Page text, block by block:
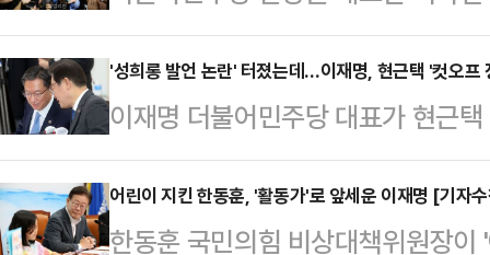
을 당했다는 거짓 진술도 한 사실도
에 남편과 그의 남동생으로부터 성
터 4월 사이에 성적 강요와 언어·
브룩스는 자녀…
전과자"라며 당의 도덕성을 지적한
정하고 사과했다. 그럼에도 해당
에선 "찌질하다"는 등 원색적 비난
페이스북에 '민주화·노동운동 전과
민주당 16.4%, 국민의힘 19%'라
'성희롱 발언 논란' 터졌는데…이재명, 현근택 '컷오프
이재명 더불어민주당 대표가 현근
란'과 관련해 당 윤리감찰단 조사를
재명)계 좌장으로 꼽히는 정성호
위를 논의한 것으로 알려졌다.권칠
어린이 지킨 한동훈, '활동가'로 앞세운 이재명 [기자
한동훈 국민의힘 비상대책위원장